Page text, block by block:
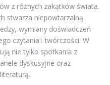
z różnych zakątków świata.
stwarza niepowtarzalną
wymiany doświadczeń
czytania i twórczości. W
nie tylko spotkania z
dyskusyjne oraz